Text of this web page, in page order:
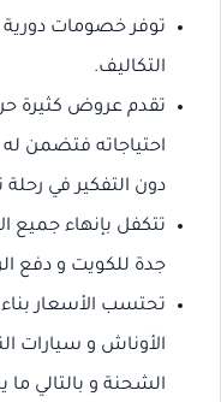
التكاليف.
تقدم عروض كثيرة
احتياجاته فتضمن له
دون التفكير في رحلة
تتكفل بإنهاء جميع
جدة للكويت و دفع
تحتسب الأسعار
الأوناش و سيارات
الشحنة و بالتالي